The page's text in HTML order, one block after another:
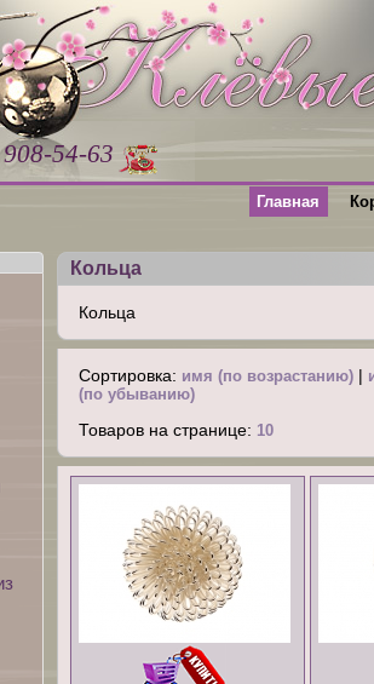
54-63
Главная
Кольца
Кольца
Сортировка: имя (по возрастанию) |
(по убыванию)
Товаров на странице: 10